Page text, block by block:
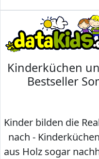
Kinderküchen
Bestseller
Kinder bilden die
nach -
aus Holz sogar